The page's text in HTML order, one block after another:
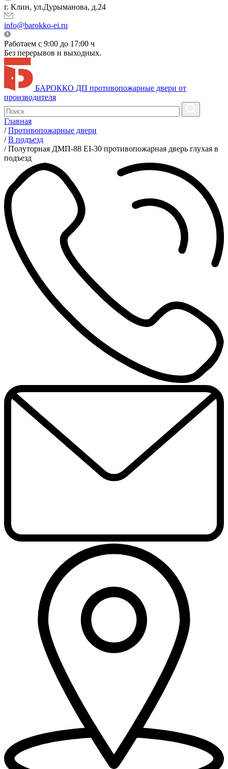
г. Клин, ул.Дурыманова, д.24
info@barokko-ei.ru
Работаем с 9:00 до 17:00 ч
Без перерывов и выходных.
БАРОККО ДП противопожарные двери от
производителя
Главная
/ Противопожарные двери
/ В подъезд
/ Полуторная ДМП-88 EI-30 противопожарная дверь глухая в
подъезд